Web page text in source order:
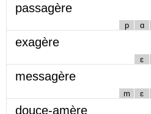
passagère
p ɑ
exagère
ɛ
messagère
m ɛ
douce-amère